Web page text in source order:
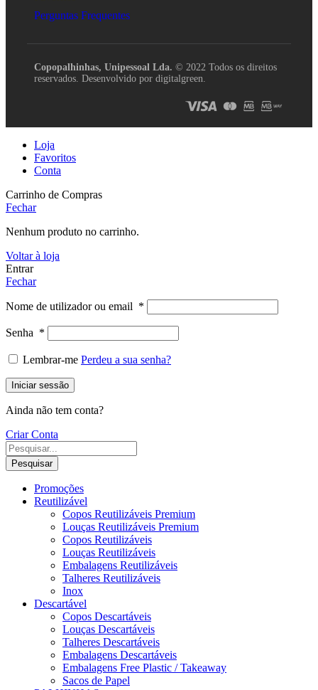
Perguntas Frequentes
Copopalhinhas, Unipessoal Lda. © 2022 Todos os direitos
reservados. Desenvolvido por digitalgreen.
Loja
Favoritos
Conta
Carrinho de Compras
Fechar
Nenhum produto no carrinho.
Voltar à loja
Entrar
Fechar
Nome de utilizador ou email *
Senha *
Lembrar-me Perdeu a sua senha?
Iniciar sessão
Ainda não tem conta?
Criar Conta
Pesquisar
Promoções
Reutilizável
Copos Reutilizáveis Premium
Louças Reutilizáveis Premium
Copos Reutilizáveis
Louças Reutilizáveis
Embalagens Reutilizáveis
Talheres Reutilizáveis
Inox
Descartável
Copos Descartáveis
Louças Descartáveis
Talheres Descartáveis
Embalagens Descartáveis
Embalagens Free Plastic / Takeaway
Sacos de Papel